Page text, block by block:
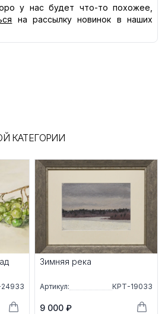
у нас будет что-то похожее,
на рассылку новинок в наших
КАТЕГОРИИ
Зимняя река
Артикул: КРТ-19033
9 000 ₽